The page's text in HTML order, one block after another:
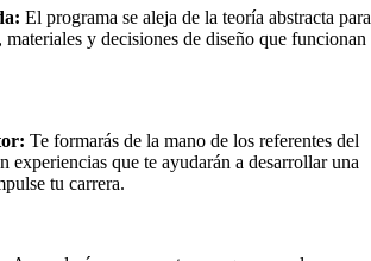
El programa se aleja de la teoría abstracta para
materiales y decisiones de diseño que funcionan
Te formarás de la mano de los referentes del
experiencias que te ayudarán a desarrollar una
tu carrera.